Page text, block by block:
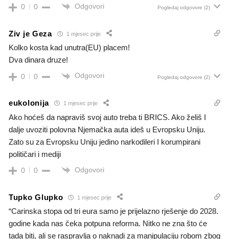
0 0 Odgovori Pogledaj odgovore (2)
Ziv je Geza 1 mjesec prije
Kolko kosta kad unutra(EU) placem!
Dva dinara druze!
0 0 Odgovori Pogledaj odgovore (2)
eukolonija 1 mjesec prije
Ako hoćeš da napraviš svoj auto treba ti BRICS. Ako želiš I
dalje uvoziti polovna Njemačka auta ideš u Evropsku Uniju.
Zato su za Evropsku Uniju jedino narkodileri I korumpirani
političari i mediji
0 0 Odgovori
Tupko Glupko 1 mjesec prije
“Carinska stopa od tri eura samo je prijelazno rješenje do 2028.
godine kada nas čeka potpuna reforma. Nitko ne zna što će
tada biti, ali se raspravlja o naknadi za manipulaciju robom zbog